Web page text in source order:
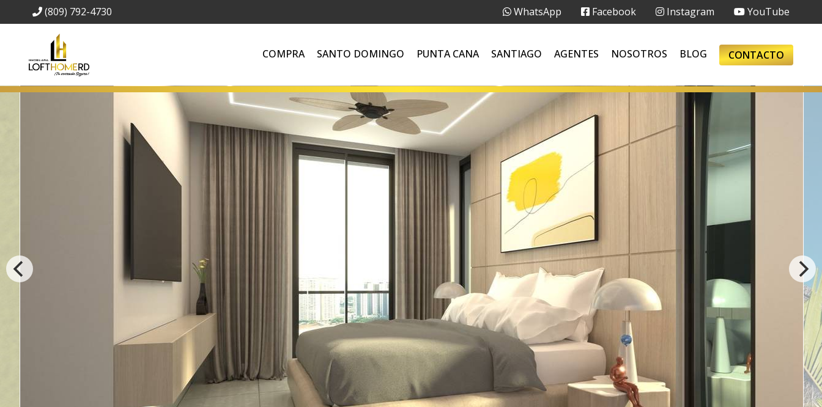
(809) 792-4730 WhatsApp Facebook Instagram YouTube
COMPRA SANTO DOMINGO PUNTA CANA SANTIAGO AGENTES NOSOTROS BLOG CONTACTO